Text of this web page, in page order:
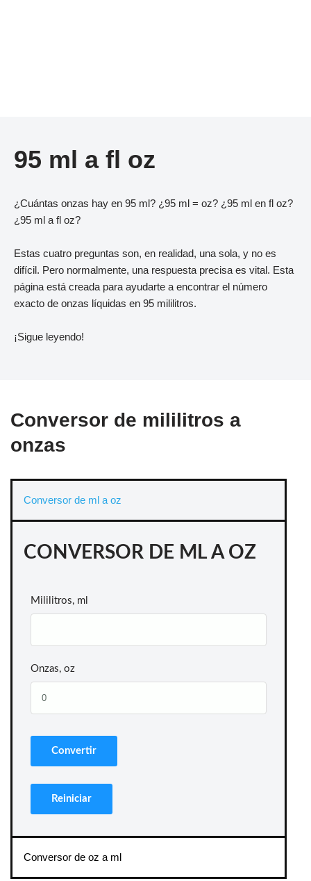
95 ml a fl oz
¿Cuántas onzas hay en 95 ml? ¿95 ml = oz? ¿95 ml en fl oz?
¿95 ml a fl oz?
Estas cuatro preguntas son, en realidad, una sola, y no es
difícil. Pero normalmente, una respuesta precisa es vital. Esta
página está creada para ayudarte a encontrar el número
exacto de onzas líquidas en 95 mililitros.
¡Sigue leyendo!
Conversor de mililitros a
onzas
Conversor de ml a oz
CONVERSOR DE ML A OZ
Mililitros, ml
Onzas, oz
Conversor de oz a ml